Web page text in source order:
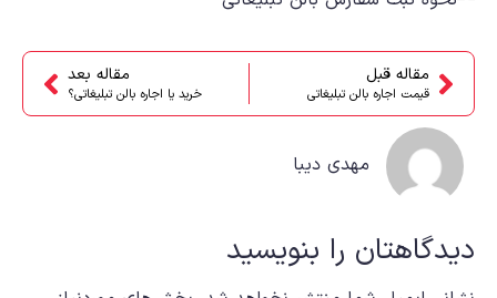
مقاله قبل
قیمت اجاره بالن تبلیغاتی
مقاله بعد
خرید یا اجاره بالن تبلیغاتی؟
مهدی دیبا
دیدگاهتان را بنویسید